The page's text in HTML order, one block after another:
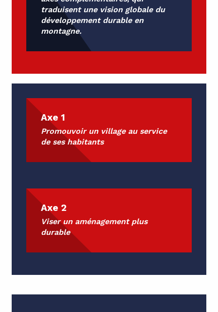
traduisent une vision globale du
développement durable en
montagne.
Axe 1
Promouvoir un village au service
de ses habitants
Axe 2
Viser un aménagement plus
durable